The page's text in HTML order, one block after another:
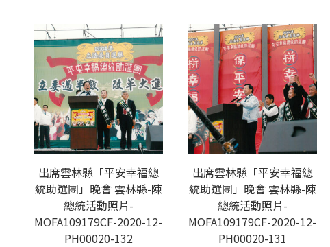
出席雲林縣「平安幸福總
統助選團」晚會 雲林縣-陳
總統活動照片-
MOFA109179CF-2020-12-
PH00020-132
出席雲林縣「平安幸福總
統助選團」晚會 雲林縣-陳
總統活動照片-
MOFA109179CF-2020-12-
PH00020-131